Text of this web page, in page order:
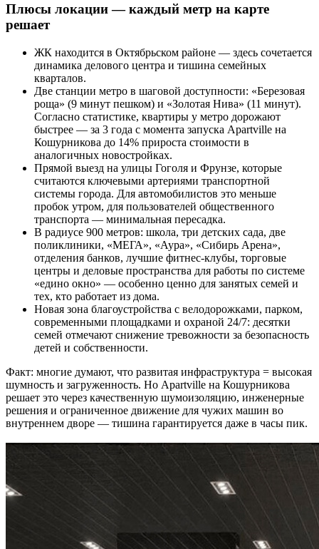
Плюсы локации — каждый метр на карте
решает
ЖК находится в Октябрьском районе — здесь сочетается
динамика делового центра и тишина семейных
кварталов.
Две станции метро в шаговой доступности: «Березовая
роща» (9 минут пешком) и «Золотая Нива» (11 минут).
Согласно статистике, квартиры у метро дорожают
быстрее — за 3 года с момента запуска Apartville на
Кошурникова до 14% прироста стоимости в
аналогичных новостройках.
Прямой выезд на улицы Гоголя и Фрунзе, которые
считаются ключевыми артериями транспортной
системы города. Для автомобилистов это меньше
пробок утром, для пользователей общественного
транспорта — минимальная пересадка.
В радиусе 900 метров: школа, три детских сада, две
поликлиники, «МЕГА», «Аура», «Сибирь Арена»,
отделения банков, лучшие фитнес-клубы, торговые
центры и деловые пространства для работы по системе
«едино окно» — особенно ценно для занятых семей и
тех, кто работает из дома.
Новая зона благоустройства с велодорожками, парком,
современными площадками и охраной 24/7: десятки
семей отмечают снижение тревожности за безопасность
детей и собственности.
Факт: многие думают, что развитая инфраструктура = высокая
шумность и загруженность. Но Apartville на Кошурникова
решает это через качественную шумоизоляцию, инженерные
решения и ограниченное движение для чужих машин во
внутреннем дворе — тишина гарантируется даже в часы пик.